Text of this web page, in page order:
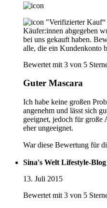
"Verifizierter Kauf“
Käufer:innen abgegeben
bei uns gekauft haben.
alle, die ein Kundenkonto
Bewertet mit 3 von 5
Guter Mascara
Ich habe keine großen
angenehm und lässt sich
geeignet, jedoch für
eher ungeeignet.
War diese Bewertung für
Sina's Welt Lifestyle-Blog
13. Juli 2015
Bewertet mit 3 von 5